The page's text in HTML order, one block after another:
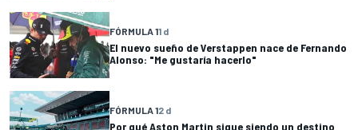
FÓRMULA 11 d
El nuevo sueño de Verstappen nace de Fernando
Alonso: "Me gustaría hacerlo"
FÓRMULA 12 d
Por qué Aston Martin sigue siendo un destino